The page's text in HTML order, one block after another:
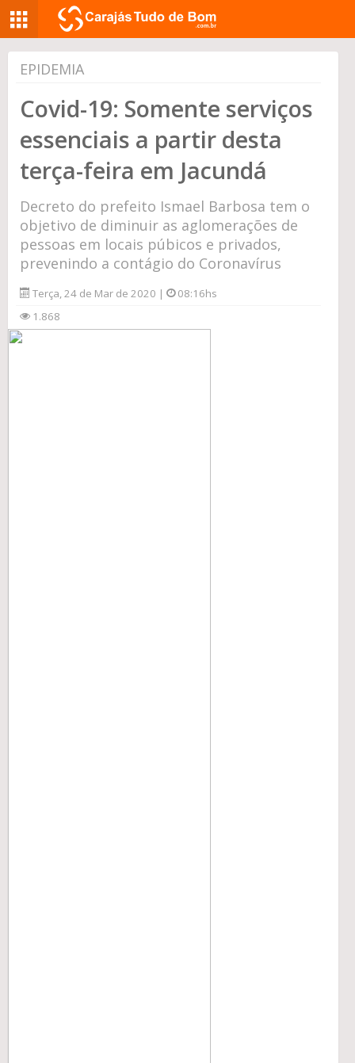
EPIDEMIA
Covid-19: Somente serviços
essenciais a partir desta
terça-feira em Jacundá
Decreto do prefeito Ismael Barbosa tem o
objetivo de diminuir as aglomerações de
pessoas em locais púbicos e privados,
prevenindo a contágio do Coronavírus
Terça, 24 de Mar de 2020 |
08:16hs
1.868